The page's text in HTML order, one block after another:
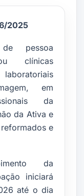
2025
de pessoa
clínicas
em
da
da Ativa e
e
da
iniciará
até o dia